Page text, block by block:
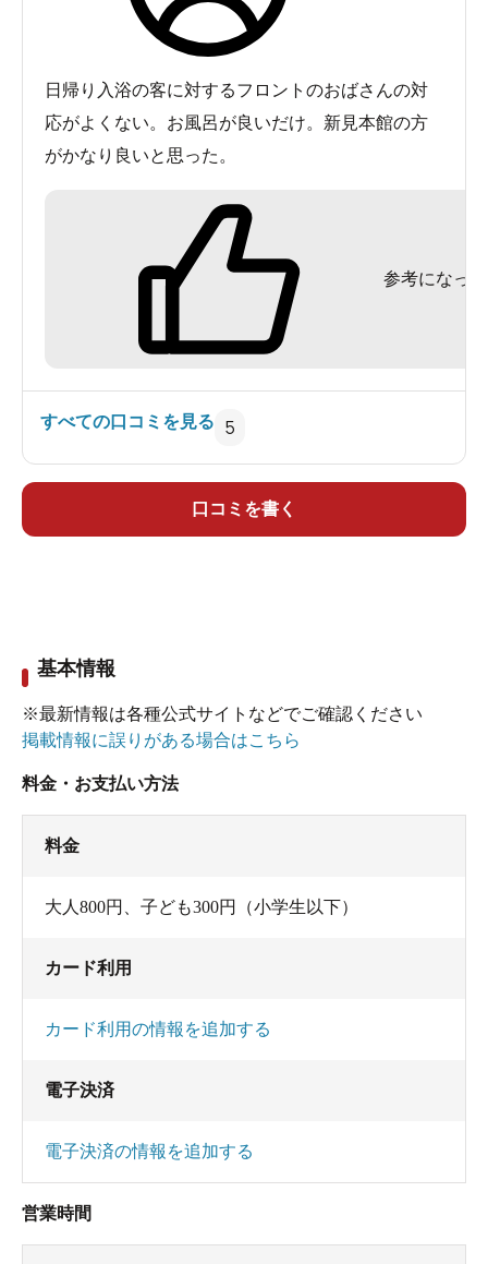
けた方が良さそうです。
日帰り入浴の客に対するフロントのおばさんの対
応がよくない。お風呂が良いだけ。新見本館の方
がかなり良いと思った。
参考になった
すべての口コミを見る 5
口コミを書く
基本情報
※最新情報は各種公式サイトなどでご確認ください
掲載情報に誤りがある場合はこちら
料金・お支払い方法
料金
大人800円、子ども300円（小学生以下）
カード利用
カード利用の情報を追加する
電子決済
電子決済の情報を追加する
営業時間